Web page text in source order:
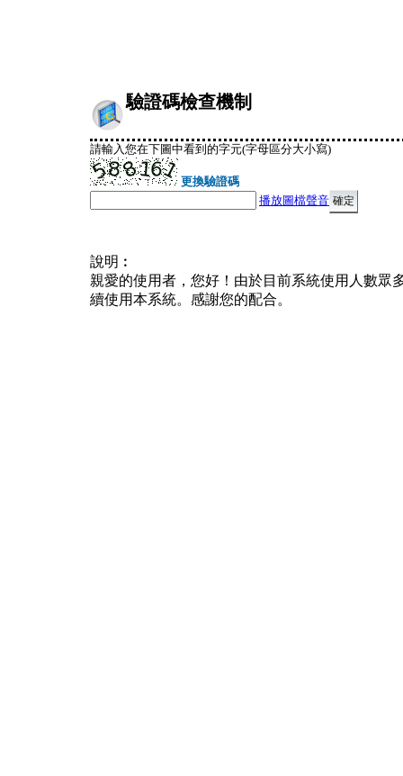
驗證碼檢查機制
請輸入您在下圖中看到的字元(字母區分大小寫)
更換驗證碼
播放圖檔聲音
說明︰
親愛的使用者，您好！由於目前系統使用人數眾
續使用本系統。感謝您的配合。